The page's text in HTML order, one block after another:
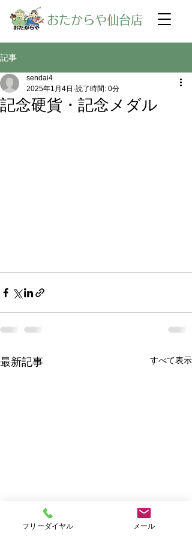
​おたからや仙台店
記事
記念硬貨・記念メダル
sendai4
2025年1月4日 読了時間: 0分
最新記事 すべて表示
フリーダイヤル メール